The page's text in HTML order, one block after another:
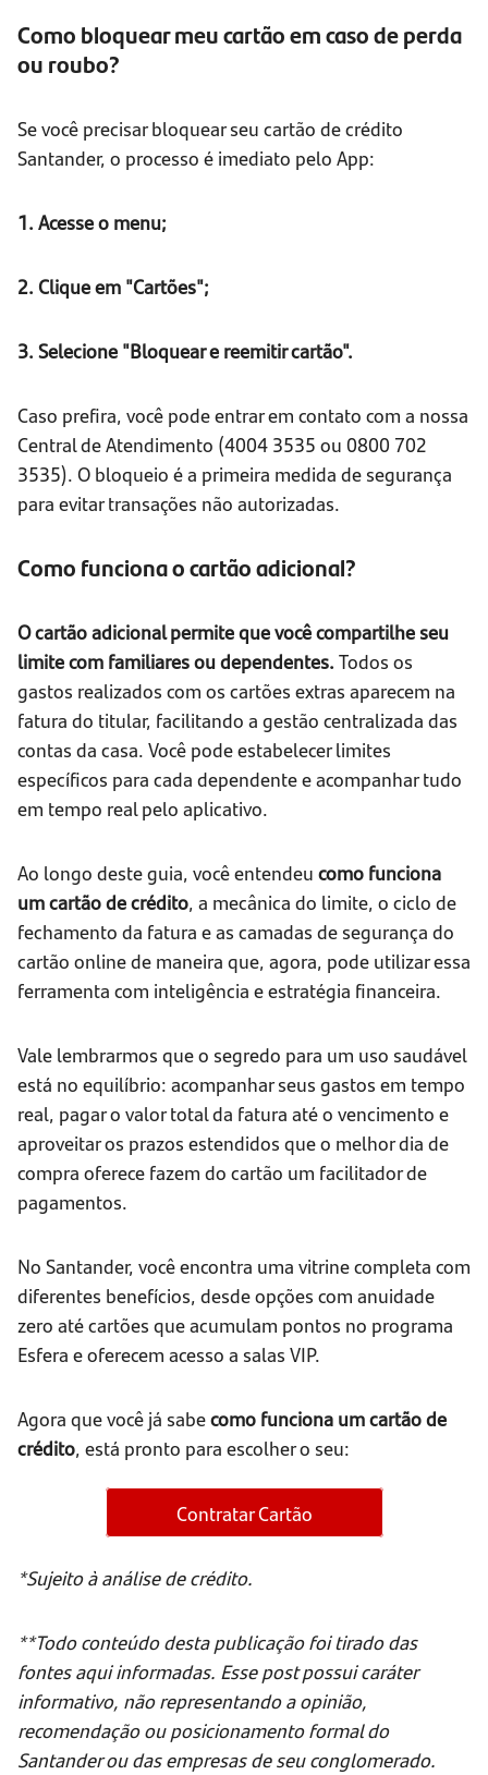
Como bloquear meu cartão em caso de perda
ou roubo?
Se você precisar bloquear seu cartão de crédito
Santander, o processo é imediato pelo App:
1. Acesse o menu;
2. Clique em "Cartões";
3. Selecione "Bloquear e reemitir cartão".
Caso prefira, você pode entrar em contato com a nossa
Central de Atendimento (4004 3535 ou 0800 702
3535). O bloqueio é a primeira medida de segurança
para evitar transações não autorizadas.
Como funciona o cartão adicional?
O cartão adicional permite que você compartilhe seu
limite com familiares ou dependentes. Todos os
gastos realizados com os cartões extras aparecem na
fatura do titular, facilitando a gestão centralizada das
contas da casa. Você pode estabelecer limites
específicos para cada dependente e acompanhar tudo
em tempo real pelo aplicativo.
Ao longo deste guia, você entendeu como funciona
um cartão de crédito, a mecânica do limite, o ciclo de
fechamento da fatura e as camadas de segurança do
cartão online de maneira que, agora, pode utilizar essa
ferramenta com inteligência e estratégia financeira.
Vale lembrarmos que o segredo para um uso saudável
está no equilíbrio: acompanhar seus gastos em tempo
real, pagar o valor total da fatura até o vencimento e
aproveitar os prazos estendidos que o melhor dia de
compra oferece fazem do cartão um facilitador de
pagamentos.
No Santander, você encontra uma vitrine completa com
diferentes benefícios, desde opções com anuidade
zero até cartões que acumulam pontos no programa
Esfera e oferecem acesso a salas VIP.
Agora que você já sabecomo funciona um cartão de
crédito, está pronto para escolher o seu:
Contratar Cartão
*Sujeito à análise de crédito.
**Todo conteúdo desta publicação foi tirado das
fontes aqui informadas. Esse post possui caráter
informativo, não representando a opinião,
recomendação ou posicionamento formal do
Santander ou das empresas de seu conglomerado.